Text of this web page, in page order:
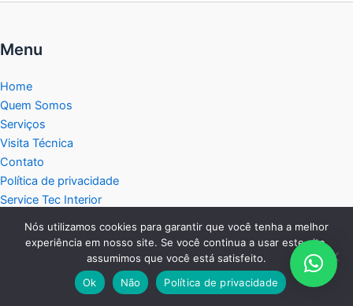
Menu
Home
Quem Somos
Serviços
Visita Técnica
Contato
Política de privacidade
Service Tec Interior
Mapa do Site
Central de Atendimento:
Nós utilizamos cookies para garantir que você tenha a melhor
experiência em nosso site. Se você continua a usar este site,
assumimos que você está satisfeito.
Ok
Não Política de privacidade